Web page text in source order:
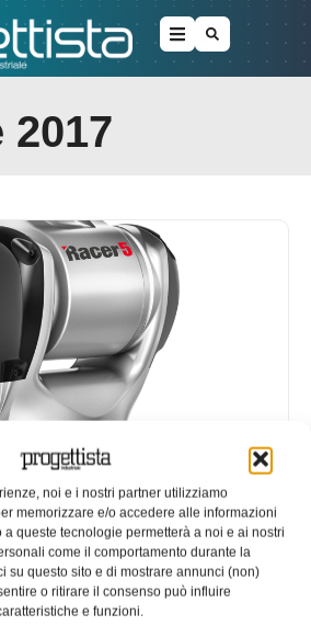
noi e i nostri partner utilizziamo
memorizzare e/o accedere alle informazioni
queste tecnologie permetterà a noi e ai nostri
come il comportamento durante la
su questo sito e di mostrare annunci (non)
o ritirare il consenso può influire
e funzioni.
2017
Comau in mostra a
precedenti edizioni, Comau sarà di
MecSpe, la fiera dedicata al mondo
02/2017